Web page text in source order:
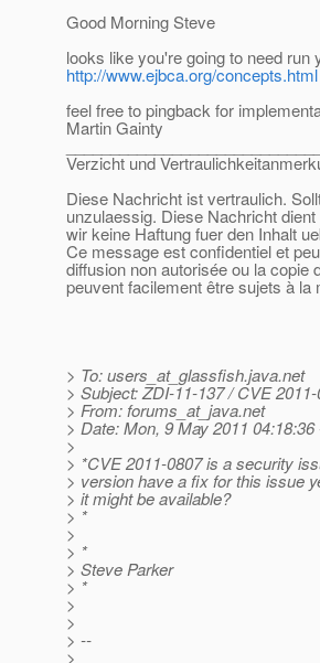
Good Morning Steve
looks like you're going to need
http://www.ejbca.org/concepts.html
feel free to pingback for
Martin Gainty
Verzicht und
Diese Nachricht ist vertraulich.
unzulaessig. Diese Nachricht
wir keine Haftung fuer den Inhalt
Ce message est confidentiel et
diffusion non autorisée ou la copie
peuvent facilement être sujets à la
> To: users_at_glassfish.java.net
> Subject: ZDI-11-137 / CVE
> From: forums_at_java.net
> Date: Mon, 9 May 2011 04:18:36
>
> *CVE 2011-0807 is a security
> version have a fix for this issue
> it might be available?
> *
>
> *
> Steve Parker
> *
>
>
> --
>